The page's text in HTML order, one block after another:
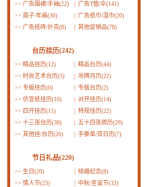
>> 广告围裙/手袖(22)
广告T恤/伞(141)
>> 扇子/年画(30)
广告纸巾/湿巾(20)
>> 广告纸砖/扑克(8) 其他促销品(78)
台历挂历(242)
>> 精品挂历(12)
精品台历(44)
>> 时尚艺术台历(5)
吊牌月历(22)
>> 专版挂历(0)
专版台历(2)
>> 仿宣纸挂历(10)
对开挂历(14)
>> 四开挂历(11)
特规挂历(22)
>> 十三张台历(38)
五十四张周历(29)
>> 其他挂/台历(26) 手撕单/双日历(7)
节日礼品(220)
>> 生日(20)
结婚纪念(8)
>> 情人节(23)
中秋/圣诞节(32)